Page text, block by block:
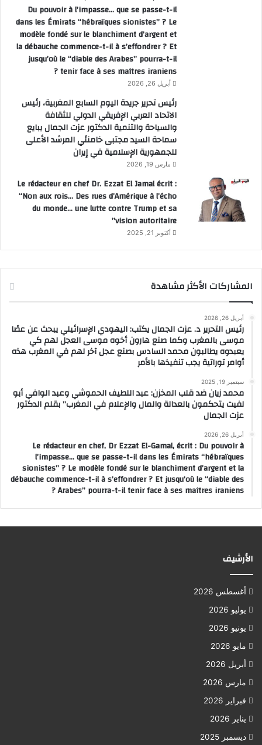
Du pouvoir à l’impasse… que se passe-t-il
dans les Émirats “hébraïques sionistes” ? Le
modèle fondé sur le blanchiment d’argent et
la débauche commence-t-il à s’effondrer ? Et
jusqu’où le “diable des Arabes” pourra-t-il
tenir face à ses maîtres iraniens ?
أبريل 26, 2026
رئيس تحرير جريدة اليوم السابع المغربية، رئيس
الاتحاد العربي الإفريقي الدولي للثقافة
والسياحة والتنمية الدكتور عزت الجمال يبايع
سماحة السيد مجتبى خامنئي المرشد الأعلى
للجمهورية الإسلامية في إيران
مارس 19, 2026
Le rédacteur en chef Dr. Ezzat El Jamal écrit :
“Non aux rois… Des rues d’Amérique à l’écho
du monde… une lutte contre Trump et sa
vision autoritaire”
أكتوبر 21, 2025
المشاركات الأكثر مشاهدة
أبريل 26, 2026
رئيس التحرير د. عزت الجمال يكتب: اليهودي الإسرائيلي يبحث عن عصًا
موسى بالمغرب وكما صنع هارون أخوه موسى العجل لهم كي
يعبدوه يطالبون محمد السادس بصنع عجل آخر لهم في المغرب هذه
أوامر توراتية يجب تنفيذها بالأمر
سبتمبر 19, 2025
محمد زيان ضد قلب المخزن: عبد اللطيف الحموشي وعبد الوافي أبو
لفيت يتحكمون بالعدالة والمال والإعلام في المغرب” بقلم الدكتور
عزت الجمال
أبريل 26, 2026
Le rédacteur en chef, Dr Ezzat El-Gamal, écrit : Du pouvoir à
l’impasse… que se passe-t-il dans les Émirats “hébraïques
sionistes” ? Le modèle fondé sur le blanchiment d’argent et la
débauche commence-t-il à s’effondrer ? Et jusqu’où le “diable des
Arabes” pourra-t-il tenir face à ses maîtres iraniens ?
الأرشيف
أغسطس 2026
يوليو 2026
يونيو 2026
مايو 2026
أبريل 2026
مارس 2026
فبراير 2026
يناير 2026
ديسمبر 2025